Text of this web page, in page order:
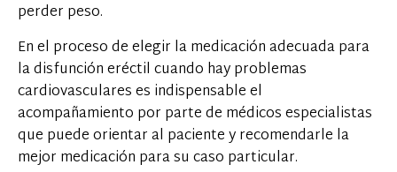
perder peso.
En el proceso de elegir la medicación adecuada para
la disfunción eréctil cuando hay problemas
cardiovasculares es indispensable el
acompañamiento por parte de médicos especialistas
que puede orientar al paciente y recomendarle la
mejor medicación para su caso particular.